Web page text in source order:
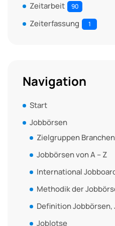
Zeitarbeit 90
Zeiterfassung 1
Navigation
Start
Jobbörsen
Zielgruppen
Jobbörsen von A – Z
International
Methodik der
Definition
Joblotse